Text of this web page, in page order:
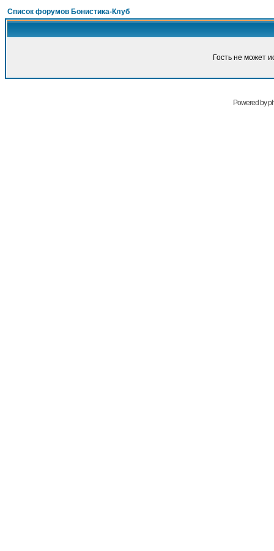
Список форумов Бонистика-Клуб
Гость не может
Powered by